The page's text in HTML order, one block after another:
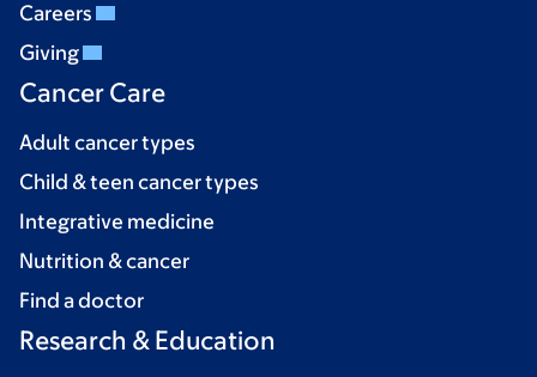
Careers
Giving
Cancer Care
Adult cancer types
Child & teen cancer types
Integrative medicine
Nutrition & cancer
Find a doctor
Research & Education